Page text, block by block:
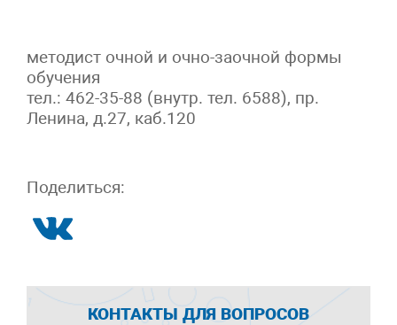
методист очной и очно-заочной формы
обучения
тел.: 462-35-88 (внутр. тел. 6588), пр.
Ленина, д.27, каб.120
Поделиться:
КОНТАКТЫ ДЛЯ ВОПРОСОВ